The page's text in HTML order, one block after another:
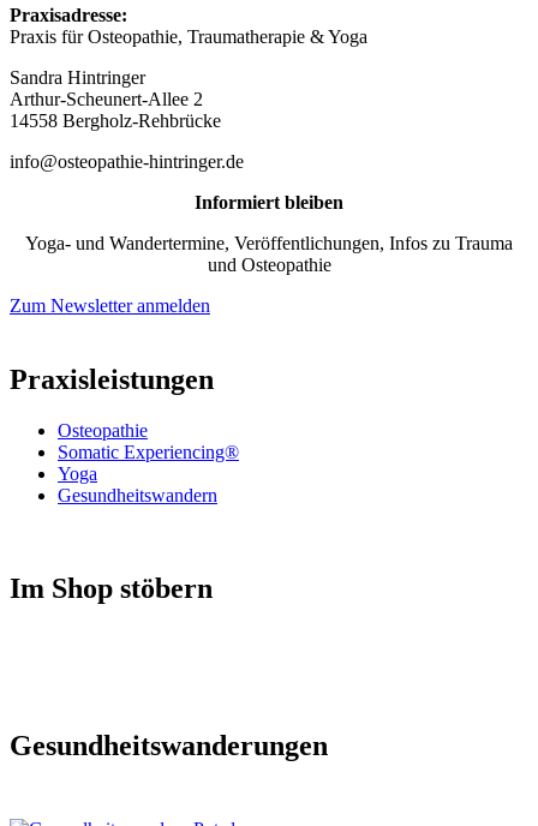
Praxisadresse:
Praxis für Osteopathie, Traumatherapie & Yoga
Sandra Hintringer
Arthur-Scheunert-Allee 2
14558 Bergholz-Rehbrücke
info@osteopathie-hintringer.de
Informiert bleiben
Yoga- und Wandertermine, Veröffentlichungen, Infos zu Trauma
und Osteopathie
Zum Newsletter anmelden
Praxisleistungen
Osteopathie
Somatic Experiencing®
Yoga
Gesundheitswandern
Im Shop stöbern
Gesundheitswanderungen